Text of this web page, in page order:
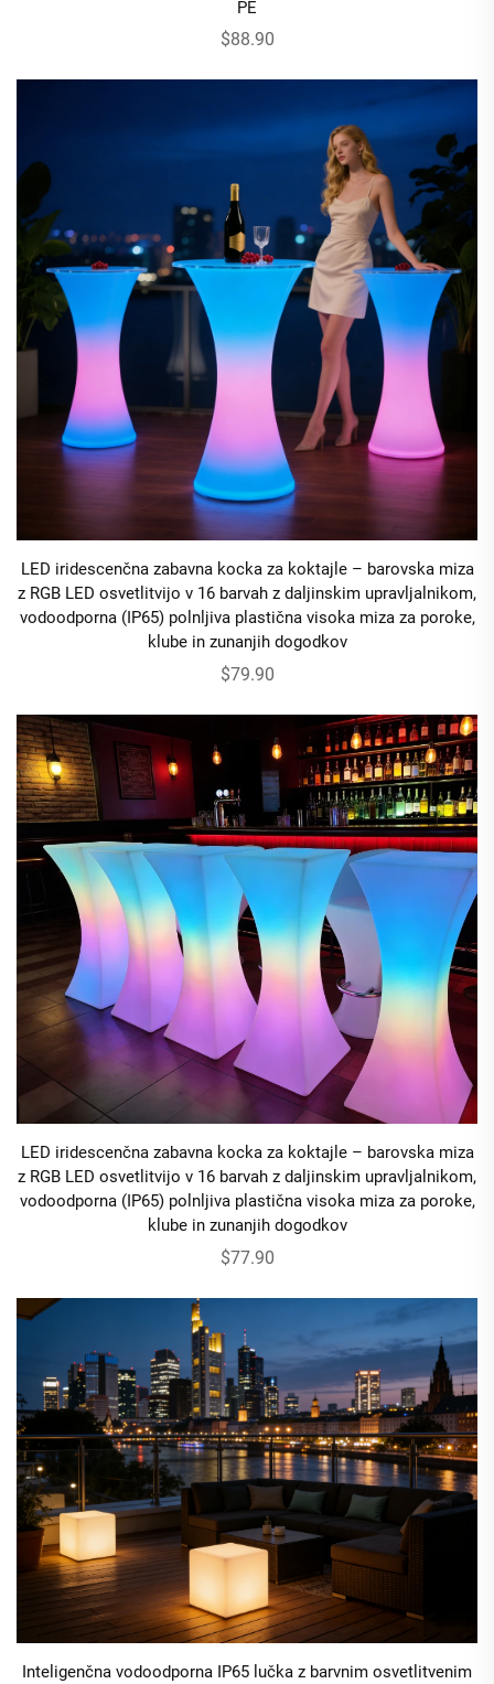
PE
$88.90
LED iridescenčna zabavna kocka za koktajle – barovska miza
z RGB LED osvetlitvijo v 16 barvah z daljinskim upravljalnikom,
vodoodporna (IP65) polnljiva plastična visoka miza za poroke,
klube in zunanjih dogodkov
$79.90
LED iridescenčna zabavna kocka za koktajle – barovska miza
z RGB LED osvetlitvijo v 16 barvah z daljinskim upravljalnikom,
vodoodporna (IP65) polnljiva plastična visoka miza za poroke,
klube in zunanjih dogodkov
$77.90
Inteligenčna vodoodporna IP65 lučka z barvnim osvetlitvenim